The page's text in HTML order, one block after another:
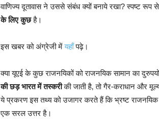
वाणिज्य दूतावास ने उससे संबंध क्यों बनाये रखा? स्पष्ट रूप
के लिए कुछहै।
इस खबर को अंग्रेजी मेंयहाँपढ़े।
क्या यूएई के कुछ राजनयिकों को राजनयिक सामान का
की छड़ भारत में तस्करीकी जाती है, तो गैर-कराधान और
ये प्रकरण इस तथ्य को उजागर करते हैं कि भ्रष्ट
एक सरल उत्तर है।